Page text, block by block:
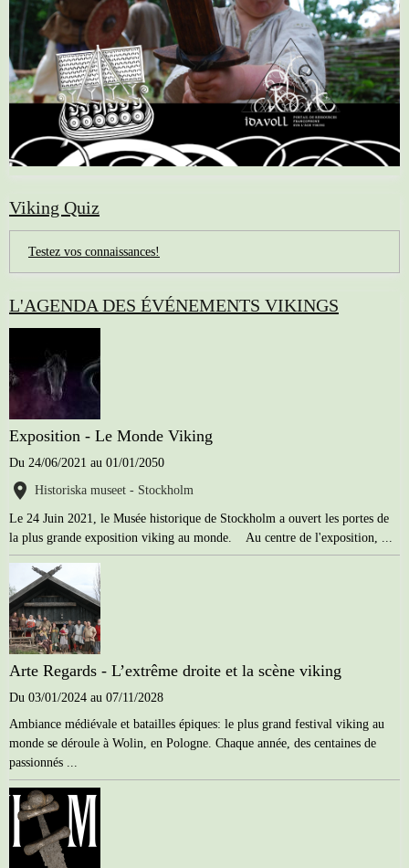
Viking Quiz
Testez vos connaissances!
L'AGENDA DES ÉVÉNEMENTS VIKINGS
Exposition - Le Monde Viking
Du 24/06/2021 au 01/01/2050
Historiska museet - Stockholm
Le 24 Juin 2021, le Musée historique de Stockholm a ouvert les portes de
la plus grande exposition viking au monde. Au centre de l'exposition, ...
Arte Regards - L’extrême droite et la scène viking
Du 03/01/2024 au 07/11/2028
Ambiance médiévale et batailles épiques: le plus grand festival viking au
monde se déroule à Wolin, en Pologne. Chaque année, des centaines de
passionnés ...